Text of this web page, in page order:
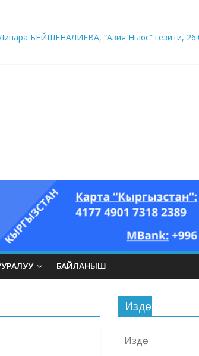
(Динара БЕЙШЕНАЛИЕВА, “Азия Ньюс” гезити,
БАЙЛАНЫШ
Издөө